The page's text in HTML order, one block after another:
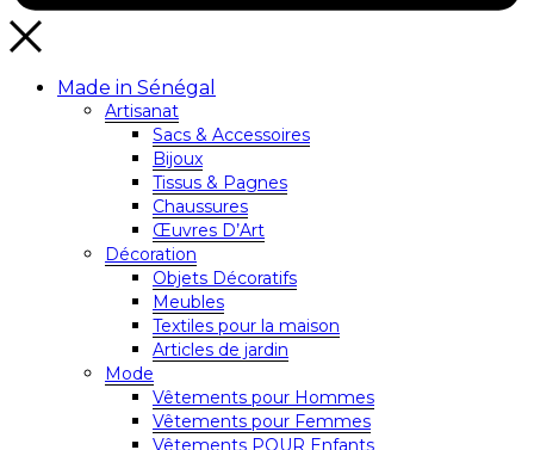
Made in Sénégal
Artisanat
Sacs & Accessoires
Bijoux
Tissus & Pagnes
Chaussures
Œuvres D’Art
Décoration
Objets Décoratifs
Meubles
Textiles pour la maison
Articles de jardin
Mode
Vêtements pour Hommes
Vêtements pour Femmes
Vêtements POUR Enfants